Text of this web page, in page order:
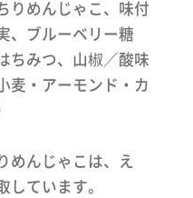
りめんじゃこ、味付
、ブルーベリー糖
ちみつ、山椒／酸味
麦・アーモンド・カ
めんじゃこは、え
しています。